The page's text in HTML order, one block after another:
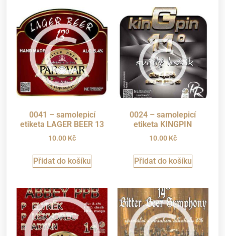
0041 – samolepicí
etiketa LAGER BEER 13
10.00 Kč
Přidat do košíku
0024 – samolepicí
etiketa KINGPIN
10.00 Kč
Přidat do košíku